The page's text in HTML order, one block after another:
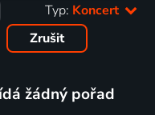
Typ: Koncert
Zrušit
žádný pořad